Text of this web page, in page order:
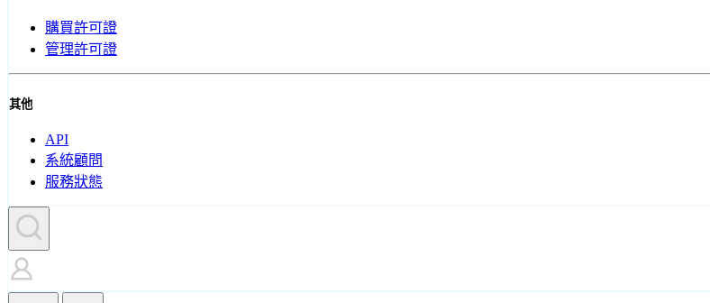
購買許可證
管理許可證
其他
API
系統顧問
服務狀態